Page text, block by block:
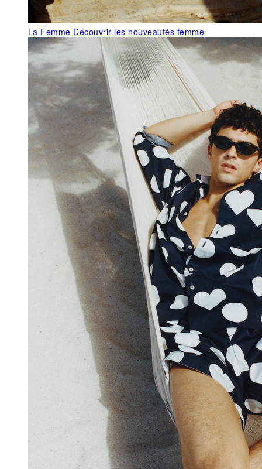
La Femme Découvrir les nouveautés femme